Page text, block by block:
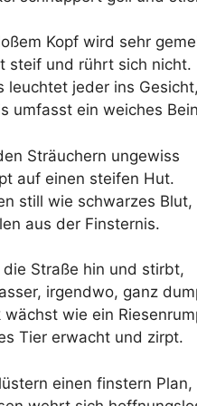
Kopf wird sehr
steif und rührt sich nicht.
leuchtet jeder ins Gesicht,
umfasst ein weiches
Sträuchern ungewiss
auf einen steifen Hut.
still wie schwarzes Blut,
aus der Finsternis.
die Straße hin und stirbt,
irgendwo, ganz
wie ein
Tier erwacht und zirpt.
einen finstern Plan,